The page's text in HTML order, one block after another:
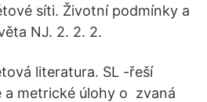
síti. Životní podmínky a
NJ. 2. 2. 2.
literatura. SL -řeší
a metrické úlohy o zvaná